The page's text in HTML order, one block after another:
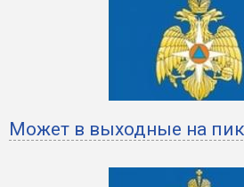
Может в выходные на